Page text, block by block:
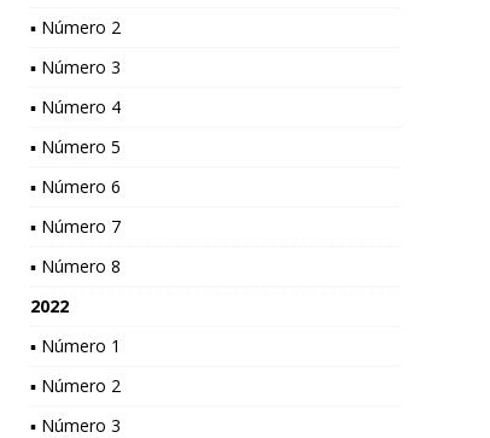
▪ Número 2
▪ Número 3
▪ Número 4
▪ Número 5
▪ Número 6
▪ Número 7
▪ Número 8
2022
▪ Número 1
▪ Número 2
▪ Número 3